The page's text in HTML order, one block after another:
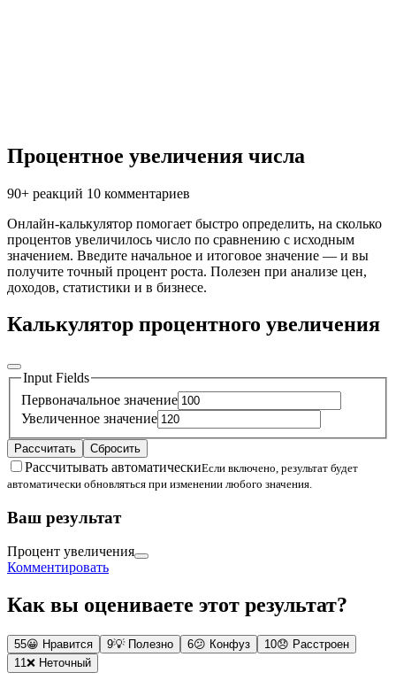
Процентное увеличения числа
90+ реакций 10 комментариев
Онлайн-калькулятор помогает быстро определить, на сколько
процентов увеличилось число по сравнению с исходным
значением. Введите начальное и итоговое значение — и вы
получите точный процент роста. Полезен при анализе цен,
доходов, статистики и в бизнесе.
Калькулятор процентного увеличения
Input Fields
Первоначальное значение
Увеличенное значение
Рассчитать Сбросить
Рассчитывать автоматическиЕсли включено, результат будет
автоматически обновляться при изменении любого значения.
Ваш результат
Процент увеличения
Комментировать
Как вы оцениваете этот результат?
55😀 Нравится 9💡 Полезно 6😕 Конфуз 10😞 Расстроен
11❌ Неточный